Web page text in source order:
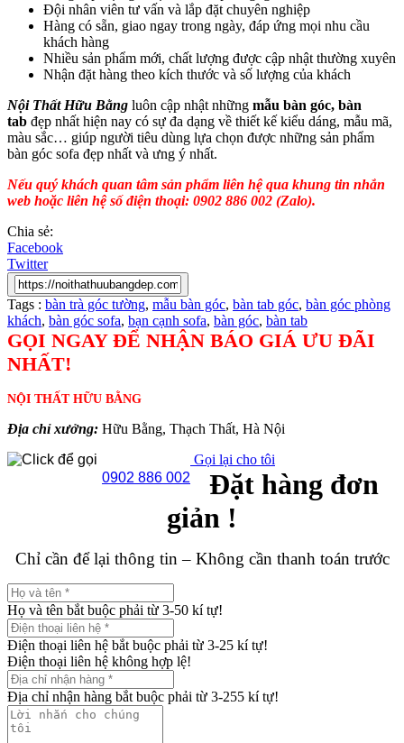
Đội nhân viên tư vấn và lắp đặt chuyên nghiệp
Hàng có sẵn, giao ngay trong ngày, đáp ứng mọi nhu cầu
khách hàng
Nhiều sản phẩm mới, chất lượng được cập nhật thường xuyên
Nhận đặt hàng theo kích thước và số lượng của khách
Nội Thất Hữu Bằng luôn cập nhật những mẫu bàn góc, bàn
tab đẹp nhất hiện nay có sự đa dạng về thiết kế kiểu dáng, mẫu mã,
màu sắc… giúp người tiêu dùng lựa chọn được những sản phẩm
bàn góc sofa đẹp nhất và ưng ý nhất.
Nếu quý khách quan tâm sản phẩm liên hệ qua khung tin nhắn
web hoặc liên hệ số điện thoại: 0902 886 002 (Zalo).
Chia sẻ:
Facebook
Twitter
Tags : bàn trà góc tường, mẫu bàn góc, bàn tab góc, bàn góc phòng
khách, bàn góc sofa, bạn cạnh sofa, bàn góc, bàn tab
GỌI NGAY ĐỂ NHẬN BÁO GIÁ ƯU ĐÃI
NHẤT!
NỘI THẤT HỮU BẰNG
Địa chỉ xưởng: Hữu Bằng, Thạch Thất, Hà Nội
0902 886 002
Gọi lại cho tôi
Đặt hàng đơn
giản !
Chỉ cần để lại thông tin – Không cần thanh toán trước
Họ và tên bắt buộc phải từ 3-50 kí tự!
Điện thoại liên hệ bắt buộc phải từ 3-25 kí tự!
Điện thoại liên hệ không hợp lệ!
Địa chỉ nhận hàng bắt buộc phải từ 3-255 kí tự!